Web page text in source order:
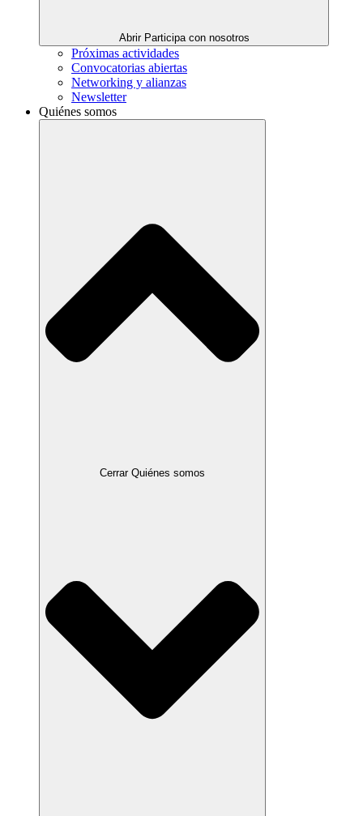
Abrir Participa con nosotros
Próximas actividades
Convocatorias abiertas
Networking y alianzas
Newsletter
Quiénes somos
Cerrar Quiénes somos